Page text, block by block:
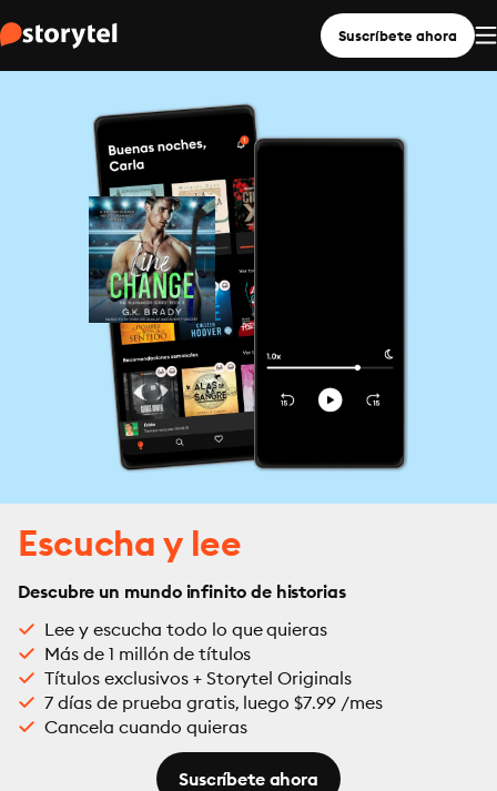
Suscríbete ahora
Escucha y lee
Descubre un mundo infinito de historias
Lee y escucha todo lo que quieras
Más de 1 millón de títulos
Títulos exclusivos + Storytel Originals
7 días de prueba gratis, luego $7.99 /mes
Cancela cuando quieras
Suscríbete ahora